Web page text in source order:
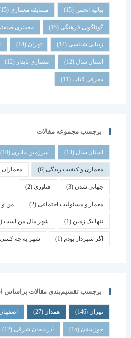
بیانیه انجمن(15) مسابقه معماری (15)
گوناگونی فرهنگی (15) معماری صنعتی(15)
زیبایی شناسی (14) تهران خدمات
استان سال(12) معماری پایدار (12)
معرفی کتاب(11)
برچسب مجموعه مقالات
استان سال(13) سرزمین مادری(10)
معماری و کیفیت زندگی(6) معماران و
جهانی شدن(3) فناوری (2)
معمار و مسئولیت اجتماعی (2) من و معماری
تنها یک زمین(1) شهر مال من است(1)
اگر شهردار بودم (1) شهر به چه کسی تعلق
برچسب تقسیم‌بندی مقالات براساس استان
همدان اصفهان (20)
خوزستان(15) آذربایجان شرقی(12)